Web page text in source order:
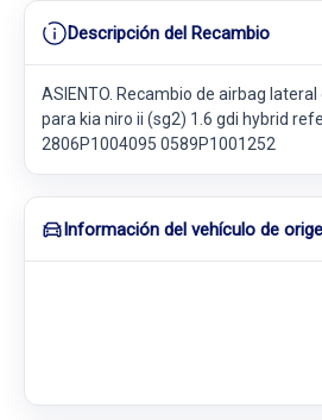
Descripción del Recambio
ASIENTO. Recambio de airbag
para kia niro ii (sg2) 1.6 gdi hybrid
2806P1004095 0589P1001252
Información del vehículo de